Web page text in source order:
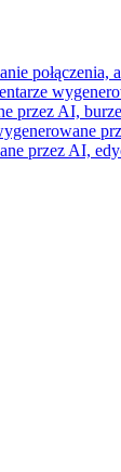
połączenia,
przez AI,
przez AI,